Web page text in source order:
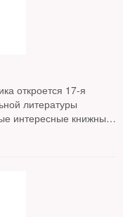
откроется 17-я
литературы
интересные книжные